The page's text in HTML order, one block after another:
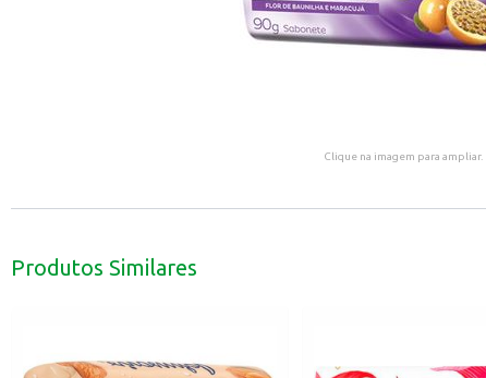
Clique na imagem para ampliar.
Produtos Similares